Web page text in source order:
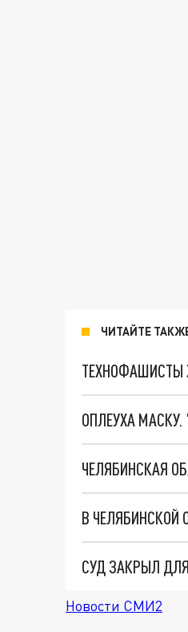
ЧИТАЙТЕ
ТЕХНОФАШИСТЫ
ОПЛЕУХА МАСКУ.
ЧЕЛЯБИНСКАЯ
В ЧЕЛЯБИНСКОЙ
Новости СМИ2